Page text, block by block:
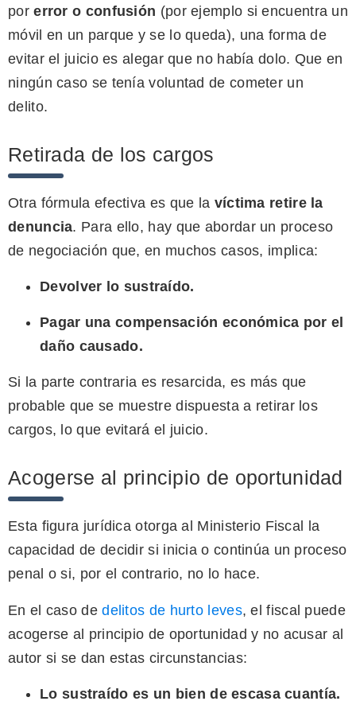
porerror o confusión (por ejemplo si encuentra un
móvil en un parque y se lo queda), una forma de
evitar el juicio es alegar que no había dolo. Que en
ningún caso se tenía voluntad de cometer un
delito.
Retirada de los cargos
Otra fórmula efectiva es que la víctima retire la
denuncia. Para ello, hay que abordar un proceso
de negociación que, en muchos casos, implica:
Devolver lo sustraído.
Pagar una compensación económica por el
daño causado.
Si la parte contraria es resarcida, es más que
probable que se muestre dispuesta a retirar los
cargos, lo que evitará el juicio.
Acogerse al principio de oportunidad
Esta figura jurídica otorga al Ministerio Fiscal la
capacidad de decidir si inicia o continúa un proceso
penal o si, por el contrario, no lo hace.
En el caso dedelitos de hurto leves, el fiscal puede
acogerse al principio de oportunidad y no acusar al
autor si se dan estas circunstancias:
Lo sustraído es un bien de escasa cuantía.